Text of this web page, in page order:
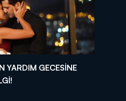
YARDIM GECESİNE